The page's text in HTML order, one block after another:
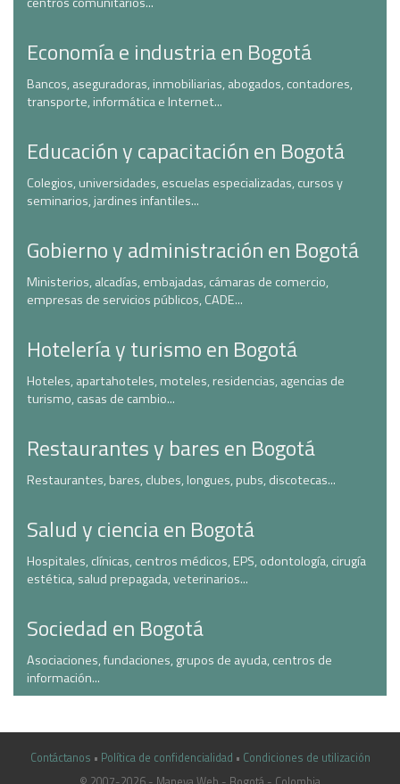
Economía e industria en Bogotá
Bancos, aseguradoras, inmobiliarias, abogados, contadores,
transporte, informática e Internet...
Educación y capacitación en Bogotá
Colegios, universidades, escuelas especializadas, cursos y
seminarios, jardines infantiles...
Gobierno y administración en Bogotá
Ministerios, alcadías, embajadas, cámaras de comercio,
empresas de servicios públicos, CADE...
Hotelería y turismo en Bogotá
Hoteles, apartahoteles, moteles, residencias, agencias de
turismo, casas de cambio...
Restaurantes y bares en Bogotá
Restaurantes, bares, clubes, longues, pubs, discotecas...
Salud y ciencia en Bogotá
Hospitales, clínicas, centros médicos, EPS, odontología, cirugía
estética, salud prepagada, veterinarios...
Sociedad en Bogotá
Asociaciones, fundaciones, grupos de ayuda, centros de
información...
Contáctanos • Política de confidencialidad • Condiciones de utilización